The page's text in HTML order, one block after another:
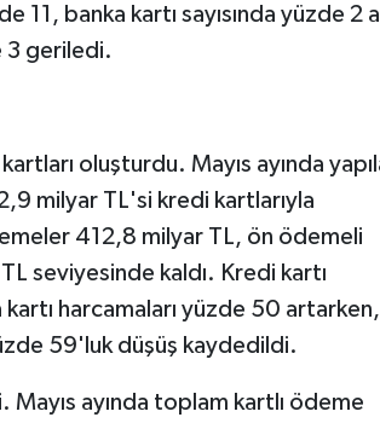
11, banka kartı sayısında yüzde 2
3 geriledi.
oluşturdu. Mayıs ayında
milyar TL'si kredi kartlarıyla
412,8 milyar TL, ön ödemeli
seviyesinde kaldı. Kredi kartı
kartı harcamaları yüzde 50
59'luk düşüş kaydedildi.
ayında toplam kartlı ödeme